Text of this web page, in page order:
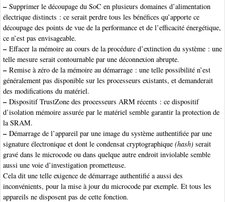
–Supprimer le découpage du SoC en plusieurs domaines d’alimentation
électrique distincts : ce serait perdre tous les bénéfices qu’apporte ce
découpage des points de vue de la performance et de l’efficacité énergétique,
ce n’est pas envisageable.
–Effacer la mémoire au cours de la procédure d’extinction du système : une
telle mesure serait contournable par une déconnexion abrupte.
–Remise à zéro de la mémoire au démarrage : une telle possibilité n’est
généralement pas disponible sur les processeurs existants, et demanderait
des modifications du matériel.
–Dispositif TrustZone des processeurs ARM récents : ce dispositif
d’isolation mémoire assurée par le matériel semble garantir la protection de
la SRAM.
–Démarrage de l’appareil par une image du système authentifiée par une
signature électronique et dont le condensat cryptographique (hash) serait
gravé dans le microcode ou dans quelque autre endroit inviolable semble
aussi une voie d’investigation prometteuse.
Cela dit une telle exigence de démarrage authentifié a aussi des
inconvénients, pour la mise à jour du microcode par exemple. Et tous les
appareils ne disposent pas de cette fonction.